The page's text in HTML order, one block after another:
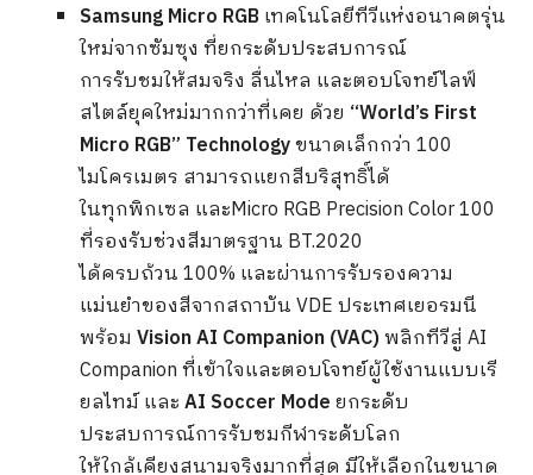
Samsung Micro RGB เทคโนโลยีทีวีแห่งอนาคตรุ่น
ใหม่จากซัมซุง ที่ยกระดับประสบการณ์
การรับชมให้สมจริง ลื่นไหล และตอบโจทย์ไลฟ์
สไตล์ยุคใหม่มากกว่าที่เคย ด้วย “World’s First
Micro RGB” Technologyขนาดเล็กกว่า 100
ไมโครเมตร สามารถแยกสีบริสุทธิ์ได้
ในทุกพิกเซล และMicro RGB Precision Color 100
ที่รองรับช่วงสีมาตรฐาน BT.2020
ได้ครบถ้วน 100% และผ่านการรับรองความ
แม่นยำของสีจากสถาบัน VDE ประเทศเยอรมนี
พร้อม Vision AI Companion (VAC)พลิกทีวีสู่ AI
Companion ที่เข้าใจและตอบโจทย์ผู้ใช้งานแบบเรี
ยลไทม์และAI Soccer Modeยกระดับ
ประสบการณ์การรับชมกีฬาระดับโลก
ให้ใกล้เคียงสนามจริงมากที่สุด มีให้เลือกในขนาด